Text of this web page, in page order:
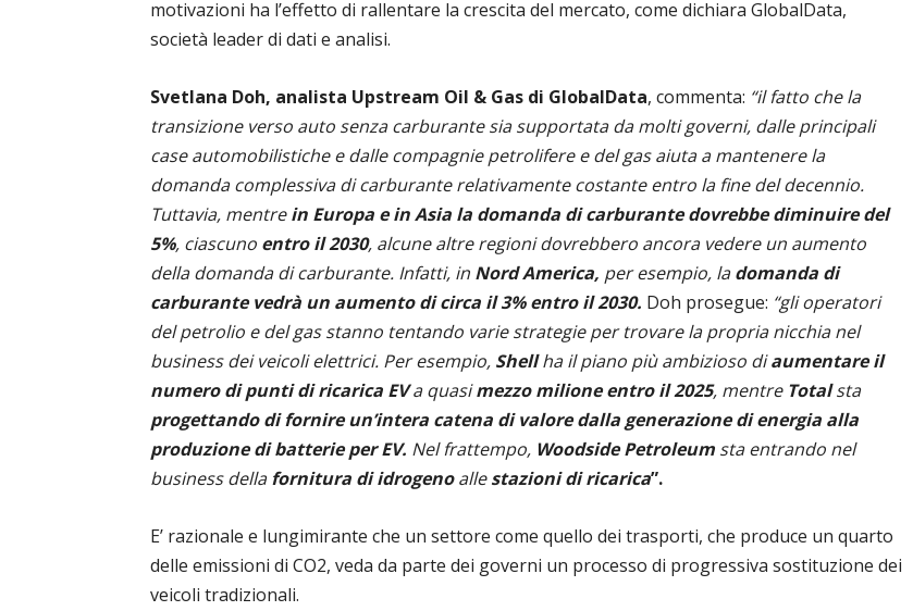
motivazioni ha l’effetto di rallentare la crescita del mercato, come dichiara GlobalData,
società leader di dati e analisi.
Svetlana Doh, analista Upstream Oil & Gas di GlobalData, commenta: “il fatto che la
transizione verso auto senza carburante sia supportata da molti governi, dalle principali
case automobilistiche e dalle compagnie petrolifere e del gas aiuta a mantenere la
domanda complessiva di carburante relativamente costante entro la fine del decennio.
Tuttavia, mentrein Europa e in Asia la domanda di carburante dovrebbe diminuire del
5%, ciascuno entro il 2030, alcune altre regioni dovrebbero ancora vedere un aumento
della domanda di carburante. Infatti, in Nord America, per esempio, ladomanda di
carburante vedrà un aumento di circa il 3% entro il 2030. Doh prosegue: “gli operatori
del petrolio e del gas stanno tentando varie strategie per trovare la propria nicchia nel
business dei veicoli elettrici. Per esempio, Shellha il piano più ambizioso diaumentare il
numero di punti di ricarica EVa quasimezzo milione entro il 2025, mentre Totalsta
progettando di fornire un’intera catena di valore dalla generazione di energia alla
produzione di batterie per EV. Nel frattempo, Woodside Petroleum sta entrando nel
business dellafornitura di idrogenoallestazioni di ricarica”.
E’ razionale e lungimirante che un settore come quello dei trasporti, che produce un quarto
delle emissioni di CO2, veda da parte dei governi un processo di progressiva sostituzione dei
veicoli tradizionali.